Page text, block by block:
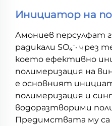
Инициатор на
Амониев персулфат
радикали SO₄⁻· чрез
което ефективно
полимеризация на
е основният
полимеризация и
водоразтворими
Предимствата му са